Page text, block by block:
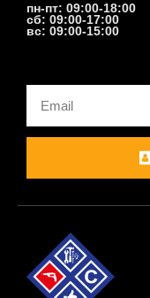
пн-пт: 09:00-18:00
сб: 09:00-17:00
вс: 09:00-15:00
Email